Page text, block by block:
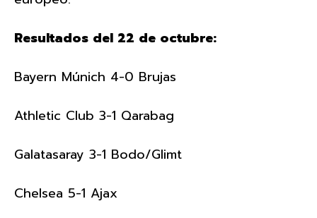
Resultados del 22 de octubre:
Bayern Múnich 4-0 Brujas
Athletic Club 3-1 Qarabag
Galatasaray 3-1 Bodo/Glimt
Chelsea 5-1 Ajax